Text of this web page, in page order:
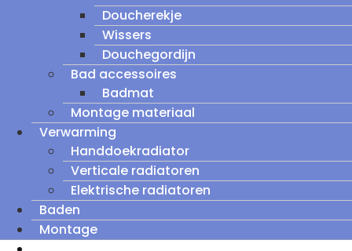
Doucherekje
Wissers
Douchegordijn
Bad accessoires
Badmat
Montage materiaal
Verwarming
Handdoekradiator
Verticale radiatoren
Elektrische radiatoren
Baden
Montage